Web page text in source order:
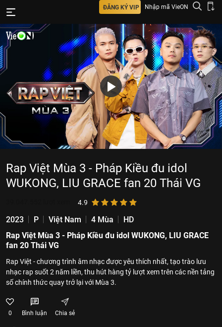
ĐĂNG KÝ VIP Nhập mã VieON
Rap Việt Mùa 3 - Pháp Kiều đu idol
WUKONG, LIU GRACE fan 20 Thái VG
4.9
2023 P Việt Nam 4 Mùa
HD
Rap Việt Mùa 3 - Pháp Kiều đu idol WUKONG, LIU GRACE
fan 20 Thái VG
Rap Việt - chương trình âm nhạc được yêu thích nhất, tạo trào lưu
nhạc rap suốt 2 năm liền, thu hút hàng tỷ lượt xem trên các nền tảng
số chính thức quay trở lại với Mùa 3.
0 Bình luận Chia sẻ